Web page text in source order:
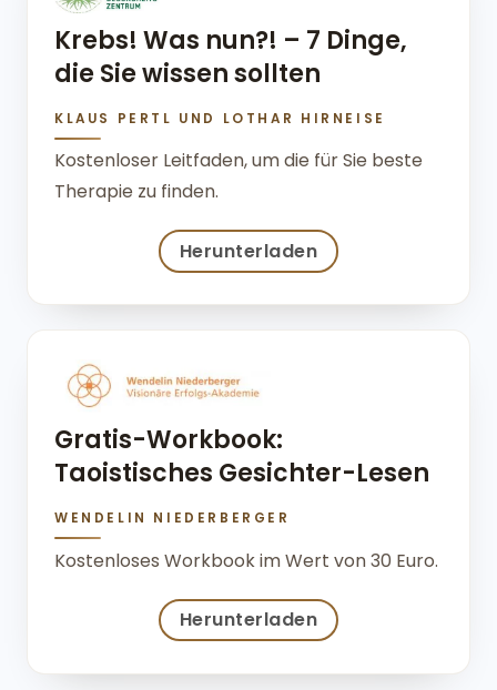
Krebs! Was nun?! – 7 Dinge,
die Sie wissen sollten
KLAUS PERTL UND LOTHAR HIRNEISE
Kostenloser Leitfaden, um die für Sie beste
Therapie zu finden.
Herunterladen
Gratis-Workbook:
Taoistisches Gesichter-Lesen
WENDELIN NIEDERBERGER
Kostenloses Workbook im Wert von 30 Euro.
Herunterladen